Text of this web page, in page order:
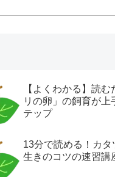
【よくわかる】読
リの卵」の飼育が上
テップ
13分で読める！カ
生きのコツの速習講